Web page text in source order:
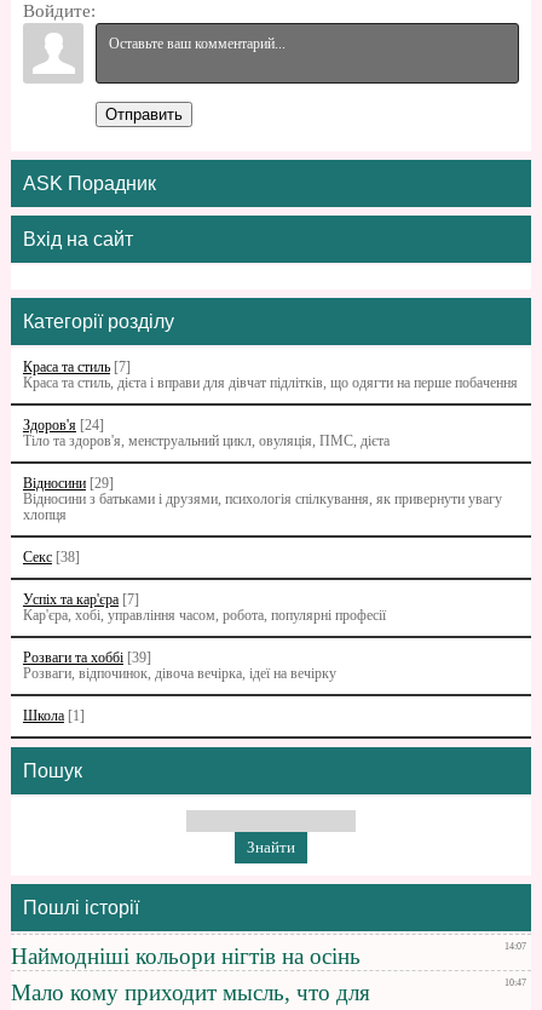
Войдите:
Отправить
ASK Порадник
Вхід на сайт
Категорії розділу
Краса та стиль [7]
Краса та стиль, дієта і вправи для дівчат підлітків, що одягти на перше побачення
Здоров'я [24]
Тіло та здоров'я, менструальний цикл, овуляція, ПМС, дієта
Відносини [29]
Відносини з батьками i друзями, психологія спілкування, як привернути увагу
хлопця
Секс [38]
Успіх та кар'єра [7]
Кар'єра, хобі, управління часом, робота, популярні професії
Розваги та хоббі [39]
Розваги, відпочинок, дівоча вечірка, ідеї на вечірку
Школа [1]
Пошук
Пошлі історії